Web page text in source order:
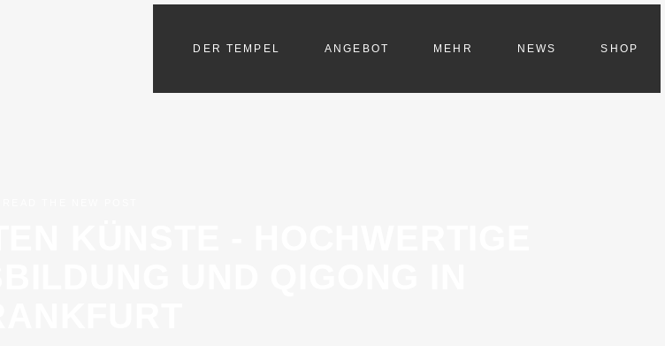
DER TEMPEL ANGEBOT MEHR NEWS SHOP